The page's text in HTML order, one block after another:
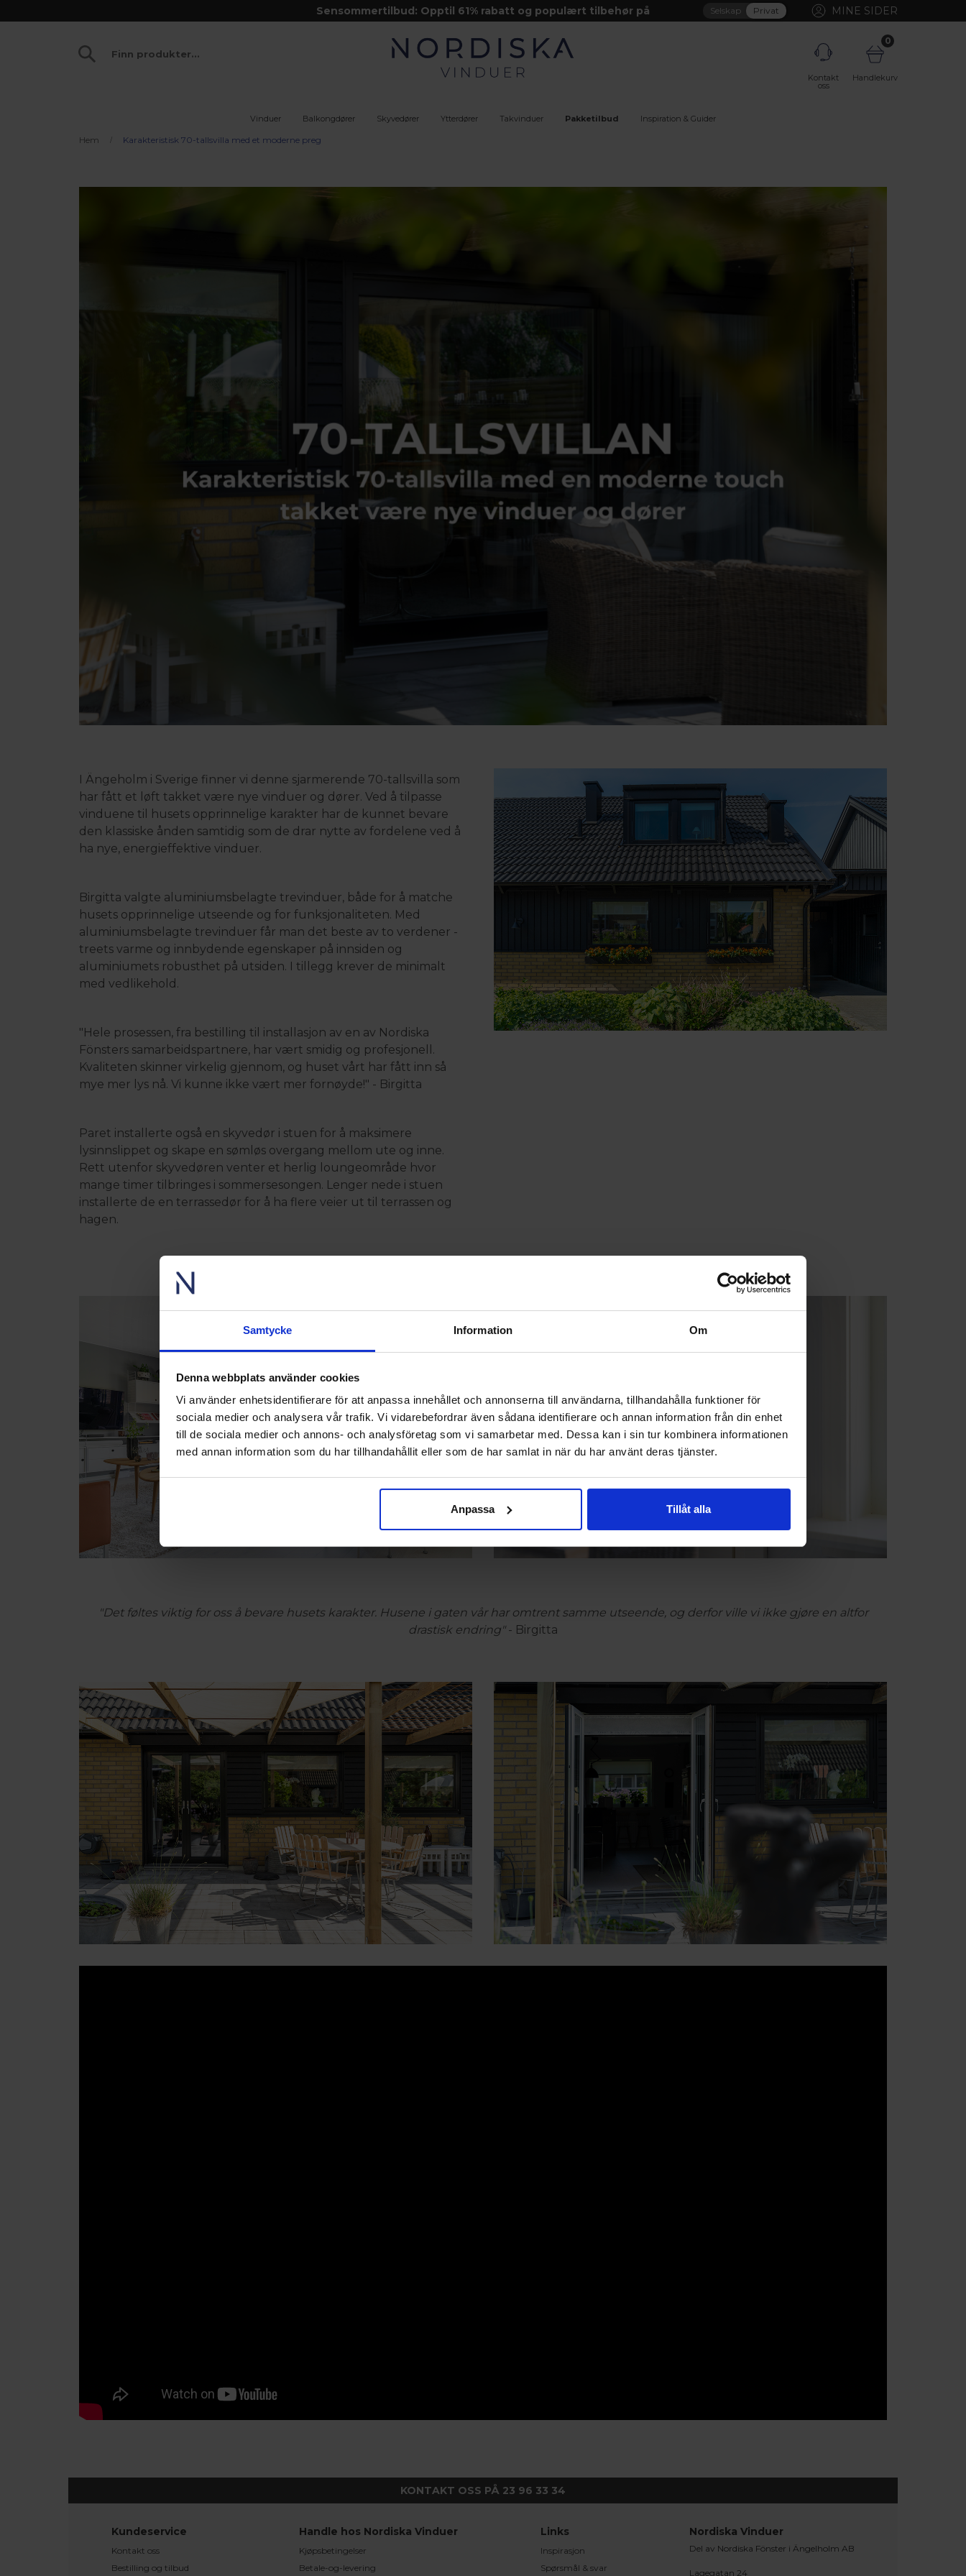
Samtycke Information Om
Denna webbplats använder cookies
Vi använder enhetsidentifierare för att anpassa innehållet och annonserna till användarna, tillhandahålla funktioner för
sociala medier och analysera vår trafik. Vi vidarebefordrar även sådana identifierare och annan information från din enhet
till de sociala medier och annons- och analysföretag som vi samarbetar med. Dessa kan i sin tur kombinera informationen
med annan information som du har tillhandahållit eller som de har samlat in när du har använt deras tjänster.
Anpassa Tillåt alla
Sensommertilbud: Opptil 61% rabatt og populært tilbehør på
Selskap Privat MINE SIDER
Kontakt
oss
0
Handlekurv
Vinduer Balkongdører Skyvedører Ytterdører Takvinduer Pakke­tilbud Inspiration & Guider
Hem Karakteristisk 70-tallsvilla med et moderne preg
I Ängeholm i Sverige finner vi denne sjarmerende 70-tallsvilla som
har fått et løft takket være nye vinduer og dører. Ved å tilpasse
vinduene til husets opprinnelige karakter har de kunnet bevare
den klassiske ånden samtidig som de drar nytte av fordelene ved å
ha nye, energieffektive vinduer.
Birgitta valgte aluminiumsbelagte trevinduer, både for å matche
husets opprinnelige utseende og for funksjonaliteten. Med
aluminiumsbelagte trevinduer får man det beste av to verdener -
treets varme og innbydende egenskaper på innsiden og
aluminiumets robusthet på utsiden. I tillegg krever de minimalt
med vedlikehold.
"Hele prosessen, fra bestilling til installasjon av en av Nordiska
Fönsters samarbeidspartnere, har vært smidig og profesjonell.
Kvaliteten skinner virkelig gjennom, og huset vårt har fått inn så
mye mer lys nå. Vi kunne ikke vært mer fornøyde!" - Birgitta
Paret installerte også en skyvedør i stuen for å maksimere
lysinnslippet og skape en sømløs overgang mellom ute og inne.
Rett utenfor skyvedøren venter et herlig loungeområde hvor
mange timer tilbringes i sommersesongen. Lenger nede i stuen
installerte de en terrassedør for å ha flere veier ut til terrassen og
hagen.
"Det føltes viktig for oss å bevare husets karakter. Husene i gaten vår har omtrent samme utseende, og derfor ville vi ikke gjøre en altfor
drastisk endring"- Birgitta
KONTAKT OSS PÅ 23 96 33 34
Kundeservice
Kontakt oss
Bestilling og tilbud
Handle hos Nordiska Vinduer
Kjøpsbetingelser
Betale-og-levering
Links
Inspirasjon
Spørsmål & svar
Nordiska Vinduer
Del av Nordiska Fönster i Ängelholm AB
Lagegatan 24